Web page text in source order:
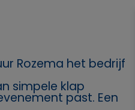
Rozema het bedrijf
simpele klap
past. Een